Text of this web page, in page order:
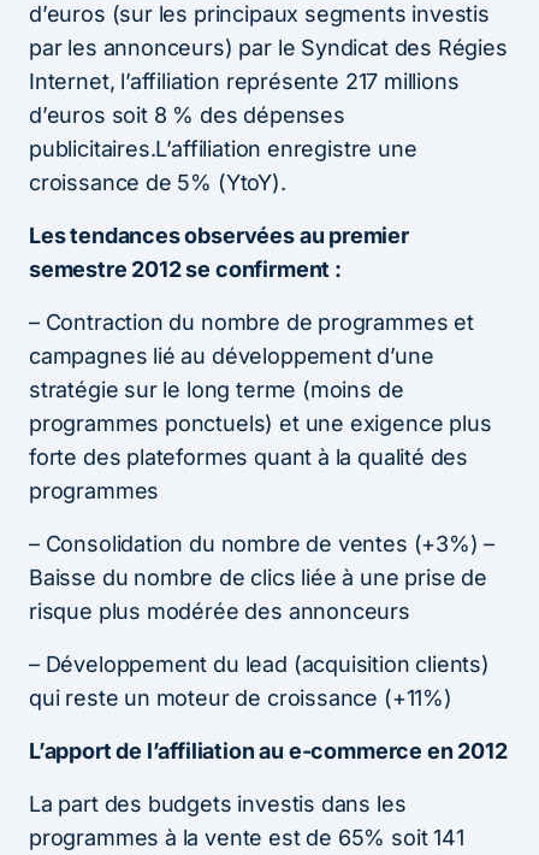
d’euros (sur les principaux segments investis
par les annonceurs) par le Syndicat des Régies
Internet, l’affiliation représente 217 millions
d’euros soit 8 % des dépenses
publicitaires.L’affiliation enregistre une
croissance de 5% (YtoY).
Les tendances observées au premier
semestre 2012 se confirment :
– Contraction du nombre de programmes et
campagnes lié au développement d’une
stratégie sur le long terme (moins de
programmes ponctuels) et une exigence plus
forte des plateformes quant à la qualité des
programmes
– Consolidation du nombre de ventes (+3%) –
Baisse du nombre de clics liée à une prise de
risque plus modérée des annonceurs
– Développement du lead (acquisition clients)
qui reste un moteur de croissance (+11%)
L’apport de l’affiliation au e-commerce en 2012
La part des budgets investis dans les
programmes à la vente est de 65% soit 141